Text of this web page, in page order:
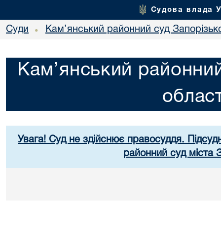
Судова влада
Суди • Кам’янський районний суд
Кам’янський
Увага! Суд не здійснює правосуддя.
районний суд міста